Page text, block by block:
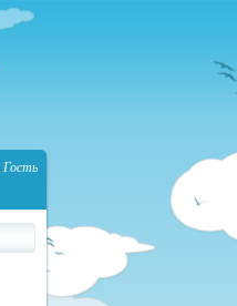
Гость